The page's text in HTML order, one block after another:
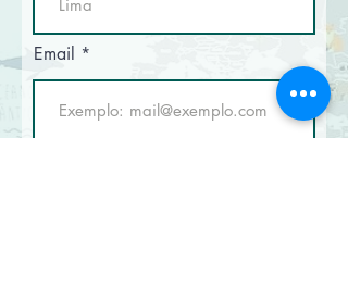
Email